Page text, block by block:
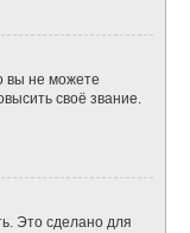
вы не можете
своё звание.
Это сделано для